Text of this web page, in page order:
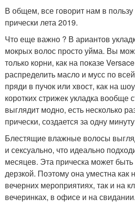
В общем, все говорит нам в
прически лета 2019.
Что еще важно ? В ариантов
мокрых волос просто уйма. Вы
только корни, как на показе
распределить масло и мусс по
пряди в пучок или хвост, как на
коротких стрижек укладка вообще
выглядит модно, есть несколько
прически, создается за одну
Блестящие влажные волосы
и сексуально, что идеально
месяцев. Эта прическа может быть
дерзкой. Поэтому она уместна как
вечерних мероприятиях, так и на
вечеринках, в офисе и на свидании.